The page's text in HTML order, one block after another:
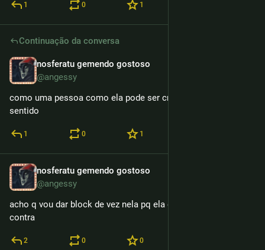
1 0 1
Continuação da conversa
nosferatu gemendo gostoso
@angessy
como uma pessoa como ela pode ser crente? nada faz
sentido
1 0 1
nosferatu gemendo gostoso
@angessy
acho q vou dar block de vez nela pq ela é cristã e eu sou
contra
2 0 0